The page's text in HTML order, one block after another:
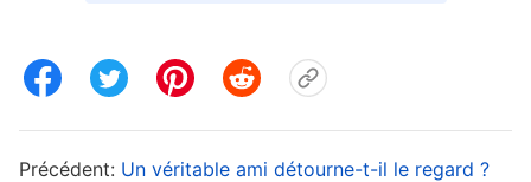
n’avais pas remarqué le problème d’Olivier, mais
signalé. J’ai pensé à ce passage de la parole de
Précédent: Un véritable ami détourne-t-il le regard ?